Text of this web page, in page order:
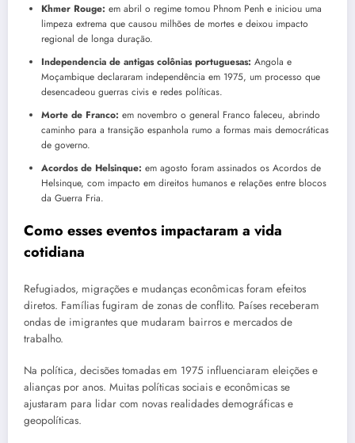
Khmer Rouge: em abril o regime tomou Phnom Penh e iniciou uma
limpeza extrema que causou milhões de mortes e deixou impacto
regional de longa duração.
Independencia de antigas colônias portuguesas: Angola e
Moçambique declararam independência em 1975, um processo que
desencadeou guerras civis e redes políticas.
Morte de Franco: em novembro o general Franco faleceu, abrindo
caminho para a transição espanhola rumo a formas mais democráticas
de governo.
Acordos de Helsinque: em agosto foram assinados os Acordos de
Helsinque, com impacto em direitos humanos e relações entre blocos
da Guerra Fria.
Como esses eventos impactaram a vida
cotidiana
Refugiados, migrações e mudanças econômicas foram efeitos
diretos. Famílias fugiram de zonas de conflito. Países receberam
ondas de imigrantes que mudaram bairros e mercados de
trabalho.
Na política, decisões tomadas em 1975 influenciaram eleições e
alianças por anos. Muitas políticas sociais e econômicas se
ajustaram para lidar com novas realidades demográficas e
geopolíticas.